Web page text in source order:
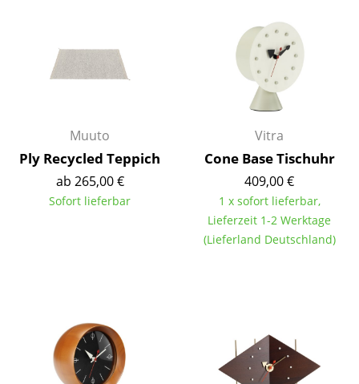
... alle Tische
Bücherregale
Wandregale
Garderoben
Kleinaufbewahrung
Muuto
Ply Recycled Teppich
ab 265,00 €
Sofort lieferbar
Vitra
Cone Base Tischuhr
409,00 €
1 x sofort lieferbar,
Lieferzeit 1-2 Werktage
(Lieferland Deutschland)